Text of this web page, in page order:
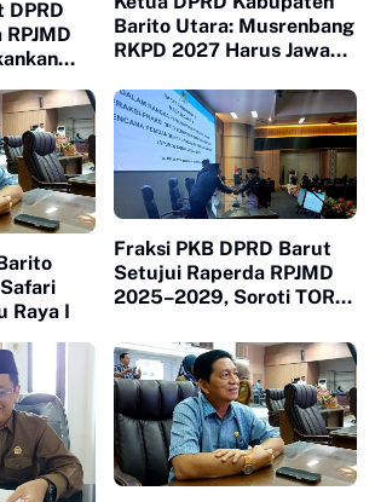
DPRD
PAD
Barito Utara: Musrenbang
RKPD 2027 Harus Jawab
Raya I
Fraksi PKB DPRD Barut
Setujui Raperda RPJMD
2025–2029, Soroti TORA
Ruang